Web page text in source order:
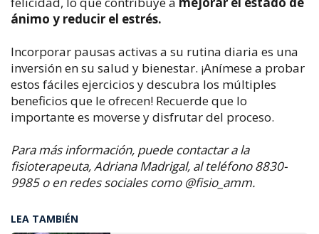
ánimo y reducir el estrés.
Incorporar pausas activas a su rutina diaria es una
inversión en su salud y bienestar. ¡Anímese a probar
estos fáciles ejercicios y descubra los múltiples
beneficios que le ofrecen! Recuerde que lo
importante es moverse y disfrutar del proceso.
Para más información, puede contactar a la
fisioterapeuta, Adriana Madrigal, al teléfono 8830-
9985 o en redes sociales como @fisio_amm.
LEA TAMBIÉN